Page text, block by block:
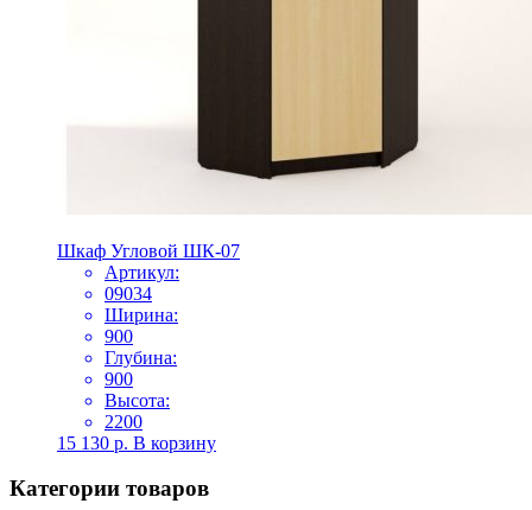
Шкаф Угловой ШК-07
Артикул:
09034
Ширина:
900
Глубина:
900
Высота:
2200
15 130 р. В корзину
Категории товаров